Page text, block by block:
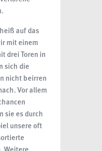
auf das
mit einem
drei Toren in
sich die
nicht beirren
Vor allem
sie es durch
unsere oft